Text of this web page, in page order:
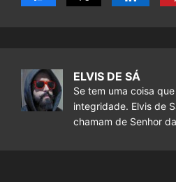
ELVIS DE SÁ
Se tem uma coisa
integridade. Elvis de
chamam de Senhor